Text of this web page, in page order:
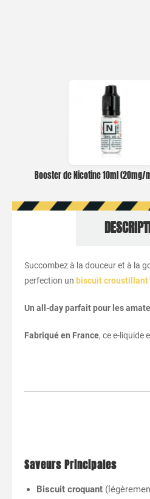
Booster de Nicotine 10ml (20mg/
Succombez à la douceur et à la
perfection un biscuit croustillant
Un all-day parfait pour les
Fabriqué en France, ce e-liquide
Saveurs Principales
Biscuit croquant